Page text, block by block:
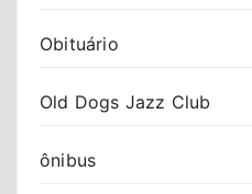
Obituário
Old Dogs Jazz Club
ônibus